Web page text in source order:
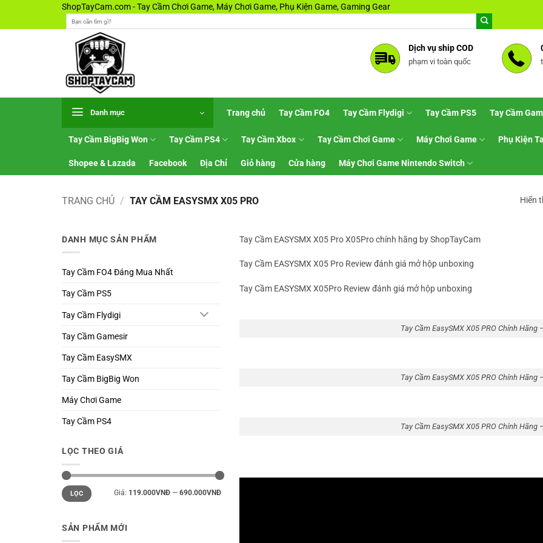
ShopTayCam.com - Tay Cầm Chơi Game, Máy Chơi Game, Phụ Kiện Game, Gaming Gear
kiếm:
Dịch vụ ship COD
phạm vi toàn quốc
Danh mục Trang chủ Tay Cầm FO4 Tay Cầm Flydigi Tay Cầm PS5 Tay Cầm
Tay Cầm BigBig Won Tay Cầm PS4 Tay Cầm Xbox Tay Cầm Chơi Game Máy Chơi Game Phụ Kiện
Shopee & Lazada Facebook Địa Chỉ Giỏ hàng Cửa hàng Máy Chơi Game Nintendo Switch
TRANG CHỦ / TAY CẦM EASYSMX X05 PRO Hiển
DANH MỤC SẢN PHẨM
Tay Cầm FO4 Đáng Mua Nhất
Tay Cầm PS5
Tay Cầm Flydigi
Tay Cầm Gamesir
Tay Cầm EasySMX
Tay Cầm BigBig Won
Máy Chơi Game
Tay Cầm PS4
LỌC THEO GIÁ
Giá
tối
thiểu
Giá
tối
đa
LỌC Giá: 119.000VNĐ— 690.000VNĐ
SẢN PHẨM MỚI
Tay Cầm EASYSMX X05 Pro X05Pro chính hãng by ShopTayCam
Tay Cầm EASYSMX X05 Pro Review đánh giá mở hộp unboxing
Tay Cầm EASYSMX X05Pro Review đánh giá mở hộp unboxing
Tay Cầm EasySMX X05 PRO Chính Hãng
Tay Cầm EasySMX X05 PRO Chính Hãng
Tay Cầm EasySMX X05 PRO Chính Hãng